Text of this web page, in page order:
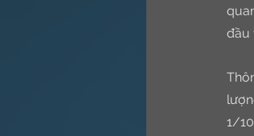
đầu
1/